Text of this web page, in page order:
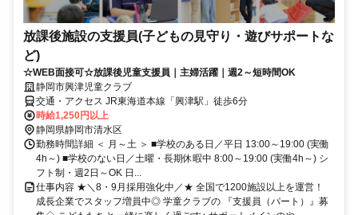
放課後施設の支援員(子どもの見守り・遊びサポートな
ど)
☆WEB面接可☆放課後児童支援員｜主婦活躍｜週2～短時間OK
静岡市興津児童クラブ
交通・アクセス JR東海道本線「興津駅」徒歩6分
時給1,250円以上
静岡県静岡市清水区
勤務時間詳細 ＜ 月～土 ＞ ■学校のある日／平日 13:00～19:00 (実働
4h～) ■学校のない日／土曜・長期休暇中 8:00～19:00 (実働4h～) シ
フト制・週2日～OK 日...
仕事内容 ★＼8・9月採用強化中／★ 全国で1200施設以上を運営！
成長企業でスタッフ増員中◎ 学童クラブの 『支援員（パート）』募